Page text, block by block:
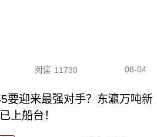
阅读 11730 08-04
要迎来最强对手？东瀛万吨新
上船台！